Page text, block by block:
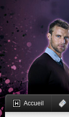
Accueil